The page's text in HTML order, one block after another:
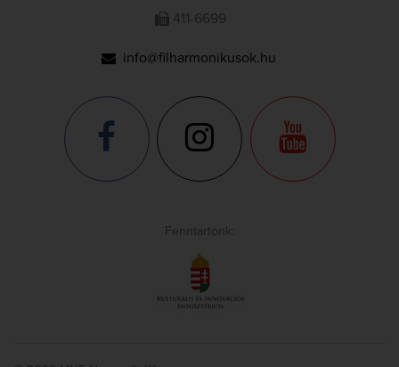
411-6699
info@filharmonikusok.hu
Fenntartónk: